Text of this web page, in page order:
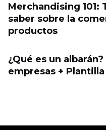
Merchandising 101:
saber sobre la
productos
¿Qué es un
empresas +